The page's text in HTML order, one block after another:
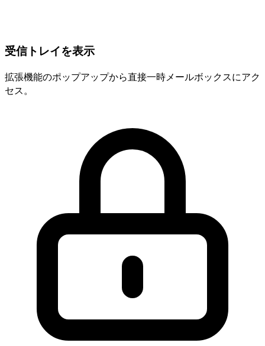
受信トレイを表示
拡張機能のポップアップから直接一時メールボックスにアク
セス。